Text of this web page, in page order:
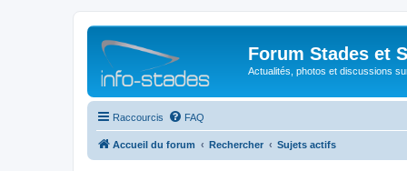
Forum Stades et
Actualités, photos et discussions
Raccourcis FAQ
Accueil du forum Rechercher Sujets actifs